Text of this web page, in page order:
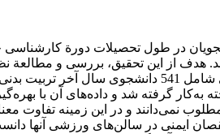
در طول تحصیلات دورة
هدف از این تحقیق، بررسی و
گرفته شد و داده‌های آن با
نمی‌دانند و در این زمینه تفاوت
ایمنی در سالن‌های ورزشی آنها